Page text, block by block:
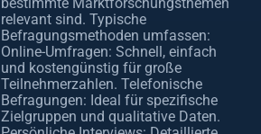
relevant sind. Typische
Befragungsmethoden umfassen:
Online-Umfragen: Schnell, einfach
und kostengünstig für große
Teilnehmerzahlen. Telefonische
Befragungen: Ideal für spezifische
Zielgruppen und qualitative Daten.